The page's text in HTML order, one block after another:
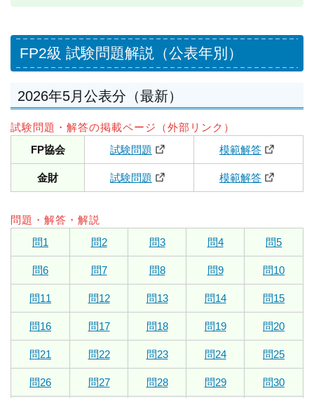
FP2級 試験問題解説（公表年別）
2026年5月公表分（最新）
試験問題・解答の掲載ページ（外部リンク）
FP協会
試験問題 模範解答
金財 試験問題 模範解答
問題・解答・解説
問1
問2 問3 問4 問5
問6 問7 問8 問9 問10
問11 問12 問13 問14 問15
問16 問17 問18 問19 問20
問21 問22 問23 問24 問25
問26 問27 問28 問29 問30